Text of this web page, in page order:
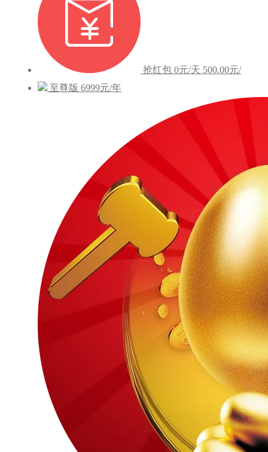
抢红包 0元/天 500.00元/
至尊版 6999元/年